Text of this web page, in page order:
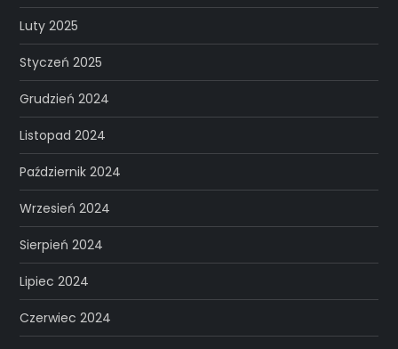
Luty 2025
Styczeń 2025
Grudzień 2024
Listopad 2024
Październik 2024
Wrzesień 2024
Sierpień 2024
Lipiec 2024
Czerwiec 2024